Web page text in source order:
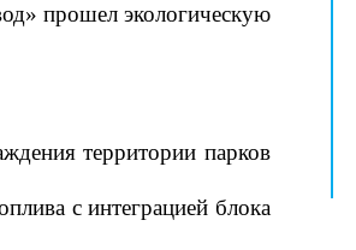
прошел экологическую
территории парков
с интеграцией блока